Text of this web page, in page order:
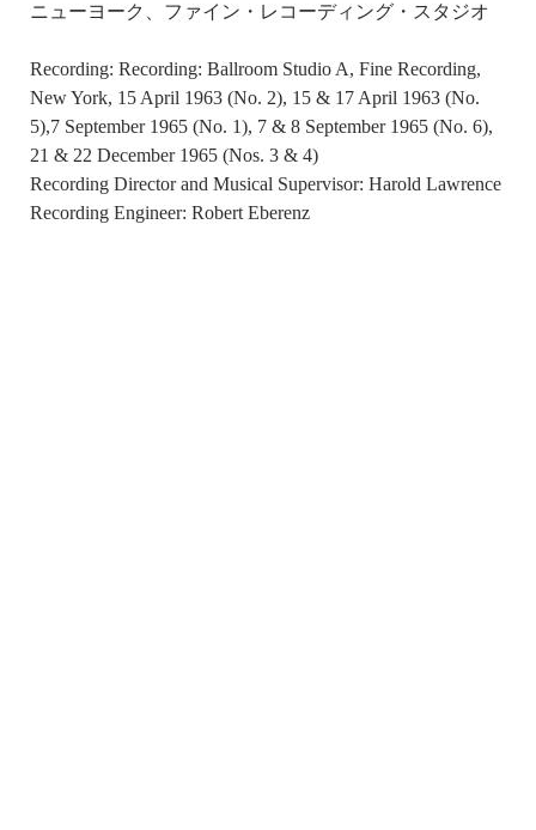
ニューヨーク、ファイン・レコーディング・スタジオ
Recording: Recording: Ballroom Studio A, Fine Recording,
New York, 15 April 1963 (No. 2), 15 & 17 April 1963 (No.
5),7 September 1965 (No. 1), 7 & 8 September 1965 (No. 6),
21 & 22 December 1965 (Nos. 3 & 4)
Recording Director and Musical Supervisor: Harold Lawrence
Recording Engineer: Robert Eberenz